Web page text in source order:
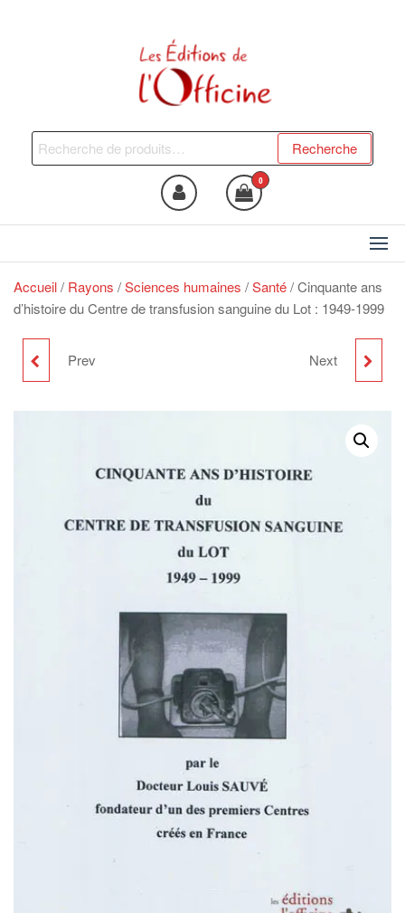
Les Editions de l'Officine
du bien !
Recherche
pour :
Recherche
0
Accueil/ Rayons /Sciences humaines /Santé/ Cinquante ans
d’histoire du Centre de transfusion sanguine du Lot : 1949-1999
L'ÉVOLUTION DE
Prev Next